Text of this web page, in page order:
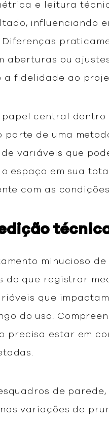
e leitura
influenciando
aberturas ou
a fidelidade ao
central dentro
de uma
variáveis que
espaço em sua
com as
minucioso de
que registrar
que
do uso.
precisa estar em
de
variações de